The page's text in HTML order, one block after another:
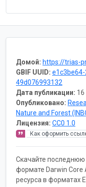
Домой: https://trias-
GBIF UUID:
49d076993132
Дата публикации: 16
Опубликовано:
Nature and Forest
Лицензия: CC0 1.0
Как оформить
Скачайте последнюю
формате Darwin Core
ресурса в форматах